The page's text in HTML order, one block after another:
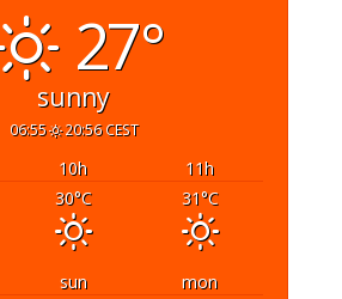
27°
sunny
06:55 20:56 CEST
10h 11h
30°C 31°C
sun
mon